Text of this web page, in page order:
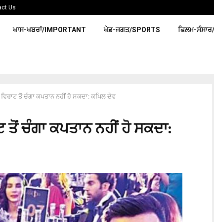
Us
ਖਾਸ-ਖਬਰਾਂ/IMPORTANT ਖੇਡ-ਜਗਤ/SPORTS ਫਿਲਮ-
ਤੋਂ ਚੰਗਾ ਕਪਤਾਨ ਨਹੀਂ ਹੋ ਸਕਦਾ: ਕਪਿਲ ਦੇਵ
ਚੰਗਾ ਕਪਤਾਨ ਨਹੀਂ ਹੋ ਸਕਦਾ: